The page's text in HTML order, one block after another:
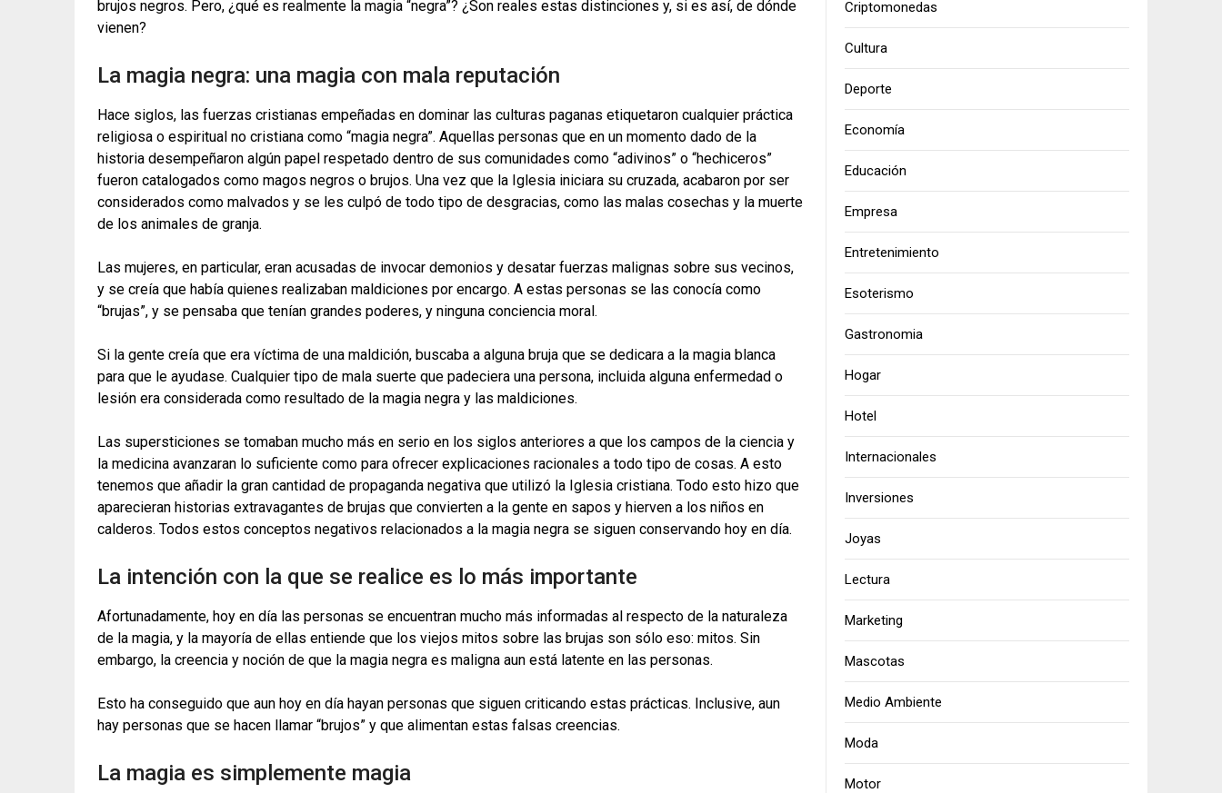
brujos negros. Pero, ¿qué es realmente la magia “negra”? ¿Son reales estas distinciones y, si es así, de dónde
vienen?
La magia negra: una magia con mala reputación
Hace siglos, las fuerzas cristianas empeñadas en dominar las culturas paganas etiquetaron cualquier práctica
religiosa o espiritual no cristiana como “magia negra”. Aquellas personas que en un momento dado de la
historia desempeñaron algún papel respetado dentro de sus comunidades como “adivinos” o “hechiceros”
fueron catalogados como magos negros o brujos. Una vez que la Iglesia iniciara su cruzada, acabaron por ser
considerados como malvados y se les culpó de todo tipo de desgracias, como las malas cosechas y la muerte
de los animales de granja.
Las mujeres, en particular, eran acusadas de invocar demonios y desatar fuerzas malignas sobre sus vecinos,
y se creía que había quienes realizaban maldiciones por encargo. A estas personas se las conocía como
“brujas”, y se pensaba que tenían grandes poderes, y ninguna conciencia moral.
Si la gente creía que era víctima de una maldición, buscaba a alguna bruja que se dedicara a la magia blanca
para que le ayudase. Cualquier tipo de mala suerte que padeciera una persona, incluida alguna enfermedad o
lesión era considerada como resultado de la magia negra y las maldiciones.
Las supersticiones se tomaban mucho más en serio en los siglos anteriores a que los campos de la ciencia y
la medicina avanzaran lo suficiente como para ofrecer explicaciones racionales a todo tipo de cosas. A esto
tenemos que añadir la gran cantidad de propaganda negativa que utilizó la Iglesia cristiana. Todo esto hizo que
aparecieran historias extravagantes de brujas que convierten a la gente en sapos y hierven a los niños en
calderos. Todos estos conceptos negativos relacionados a la magia negra se siguen conservando hoy en día.
La intención con la que se realice es lo más importante
Afortunadamente, hoy en día las personas se encuentran mucho más informadas al respecto de la naturaleza
de la magia, y la mayoría de ellas entiende que los viejos mitos sobre las brujas son sólo eso: mitos. Sin
embargo, la creencia y noción de que la magia negra es maligna aun está latente en las personas.
Esto ha conseguido que aun hoy en día hayan personas que siguen criticando estas prácticas. Inclusive, aun
hay personas que se hacen llamar “brujos” y que alimentan estas falsas creencias.
La magia es simplemente magia
Criptomonedas
Cultura
Deporte
Economía
Educación
Empresa
Entretenimiento
Esoterismo
Gastronomia
Hogar
Hotel
Internacionales
Inversiones
Joyas
Lectura
Marketing
Mascotas
Medio Ambiente
Moda
Motor